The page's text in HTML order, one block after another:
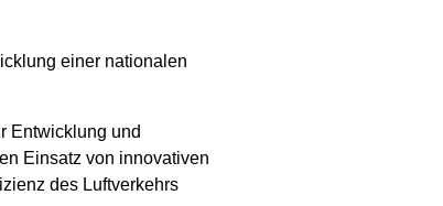
einer nationalen
Entwicklung und
Einsatz von innovativen
des Luftverkehrs